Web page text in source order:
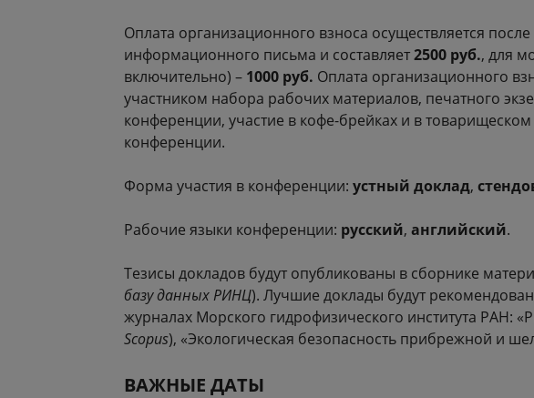
Оплата организационного взноса осуществляется
информационного письма и составляет2500 руб., для
включительно) – 1000 руб. Оплата организационного
участником набора рабочих материалов, печатного
конференции, участие в кофе-брейках и в
конференции.
Форма участия в конференции: устный доклад,
Рабочие языки конференции: русский, английский.
Тезисы докладов будут опубликованы в сборнике
базу данных РИНЦ). Лучшие доклады будут
журналах Морского гидрофизического института РАН:
Scopus), «Экологическая безопасность прибрежной и
ВАЖНЫЕ ДАТЫ